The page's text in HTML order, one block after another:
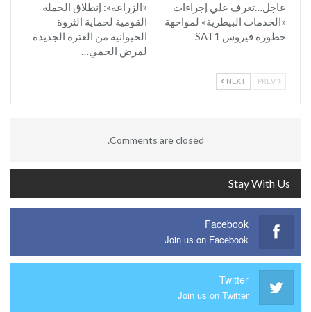
عاجل…تعرف علي إجراءات
«الخدمات البيطرية» لمواجهة
خطورة فيروس SAT1
«الزراعة»: إنطلاق الحملة
القومية لحماية الثروة
الحيوانية من العترة الجديدة
لمرض الحمي…
NEXT
Comments are closed.
Stay With Us
Facebook
Join us on Facebook
Twitter
Join us on Twitter